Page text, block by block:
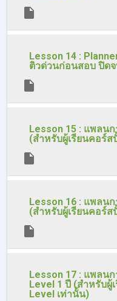
Lesson 14 :
ติวด่วนก่อนสอบ ปิด
Lesson 15 : แพลน
(สำหรับผู้เรียนคอร์
Lesson 16 : แพลน
(สำหรับผู้เรียนคอร์
Lesson 17 : แพลน
Level 1 ปี (สำหรับผู้
Level เท่านั้น)